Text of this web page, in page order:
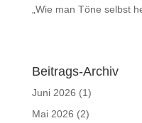
„Wie man Töne selbst
Beitrags-Archiv
Juni 2026 (1)
Mai 2026 (2)